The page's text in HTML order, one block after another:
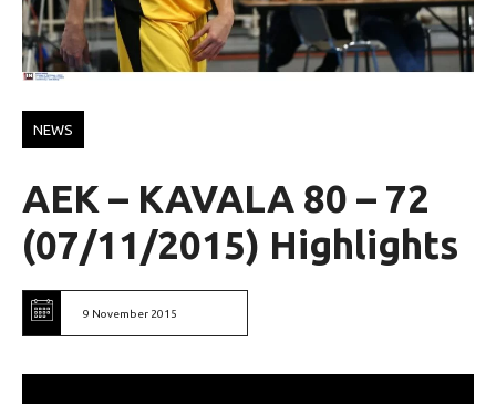
NEWS
AEK – KAVALA 80 – 72
(07/11/2015) Highlights
9 November 2015